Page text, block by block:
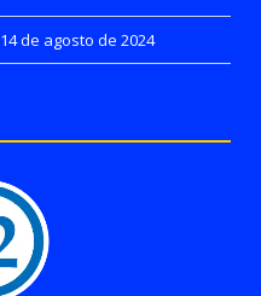
14 de agosto de 2024